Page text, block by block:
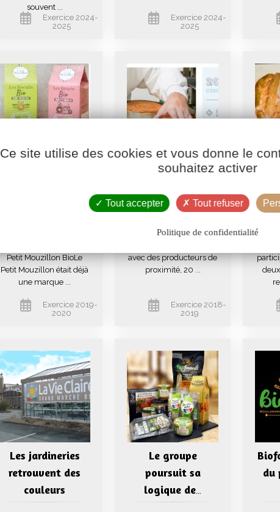
souvent ...
Exercice 2024-
2025
Exercice 2024-
2025
Petit Mouzillon BioLe
Petit Mouzillon était déjà
une marque ...
Exercice 2019-
2020
Les p’tits
20 ans de présence
avec des producteurs de
proximité, 20 ...
Exercice 2018-
2019
Les jardineries
retrouvent des
couleurs
Le groupe
poursuit sa
logique de
du
Ce site utilise des cookies et vous donne le
souhaitez activer
Tout accepter Tout refuser
Politique de confidentialité